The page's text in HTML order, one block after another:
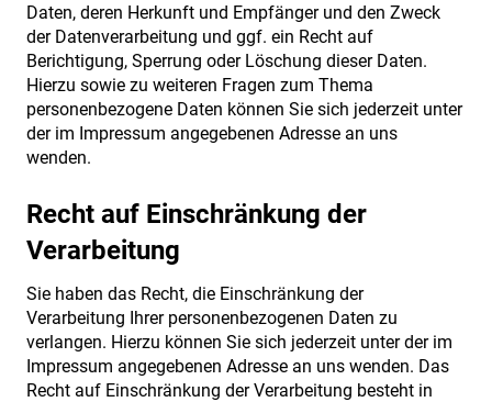
Daten, deren Herkunft und Empfänger und den Zweck
der Datenverarbeitung und ggf. ein Recht auf
Berichtigung, Sperrung oder Löschung dieser Daten.
Hierzu sowie zu weiteren Fragen zum Thema
personenbezogene Daten können Sie sich jederzeit unter
der im Impressum angegebenen Adresse an uns
wenden.
Recht auf Einschränkung der
Verarbeitung
Sie haben das Recht, die Einschränkung der
Verarbeitung Ihrer personenbezogenen Daten zu
verlangen. Hierzu können Sie sich jederzeit unter der im
Impressum angegebenen Adresse an uns wenden. Das
Recht auf Einschränkung der Verarbeitung besteht in